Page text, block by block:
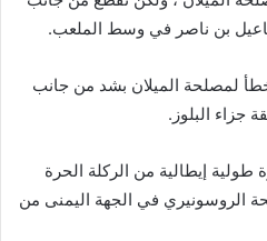
بن ناصر في وسط الملعب.
لمصلحة الميلان بشد من جانب
جزاء البلوز.
تمريرة طولية إيطالية من الركلة الحرة
الروسونيري في الجهة اليمنى من